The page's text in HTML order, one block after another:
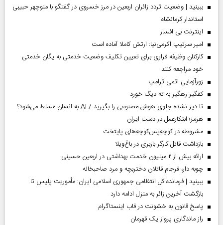
ببینید | وضعیت تردد زائران اربعین در مرز خسروی در گفتگو با منوچهر حبیبی
استاندار کرمانشاه
اینترنت بی افسار
امیر سرتیپ اکرمی‌نیا: ارتش کاملا آماده است
کارکنان وظیفه فراری برای تعیین تکلیف وضعیت خدمتی به یگان خدمتی
خود مراجعه کنند
زورآزمایی اتمی ترامپ
کفگیر رهگیر به ته دیگ خورد
تا دیر نشده جلوی هوش مصنوعی را بگیرید / AI به انسان مسلط می‌شود؟
هرمز؛ ابتکارعمل در دست ایران
مشروطه در کوچه‌پس‌کوچه‌های پایتخت
بازداشت قاتل کارگر باربری در باغ‌ویلا
ارائه بیش از ۲ میلیون خدمت بهداشتی در اربعین حسینی
چوبه دار، فرجام قاتلان دختربچه و مرد صاحبخانه
ببینید | فرمانده کل انتظامی جمهوری اسلامی ایران­: مأموریت پلیس تا
بازگشت آخرین زائر به منزل ادامه دارد
پاسخ قانون به خشونت در قاب اینستاگرام
راز ماندگاری پرواز یک قهرمان